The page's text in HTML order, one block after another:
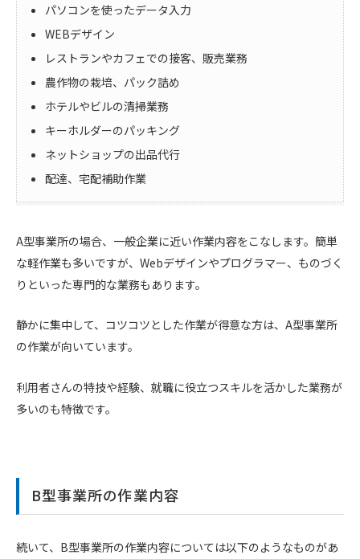
パソコンを使ったデータ入力
WEBデザイン
レストランやカフェでの接客、販売業務
農作物の栽培、パック詰め
ホテルやビルの清掃業務
キーホルダーのパッキング
ネットショップの出品代行
配達、宅配補助作業
A型事業所の場合、一般企業に近い作業内容をこなします。簡単
な軽作業も多いですが、Webデザインやプログラマー、ものづく
りといった専門的な業務もあります。
静かに集中して、コツコツとした作業が得意な方は、A型事業所
の作業が向いています。
利用者さんの特技や経験、就職に役立つスキルを活かした業務が
多いのも特徴です。
B型事業所の作業内容
続いて、B型事業所の作業内容については以下のようなものがあ